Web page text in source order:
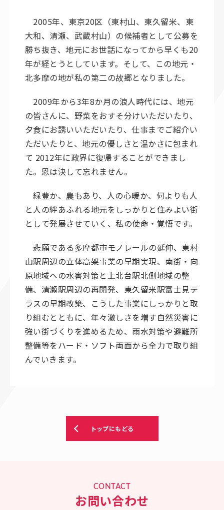
2005年、東京20区（東村山、東久留米、東
大和、清瀬、武蔵村山）の候補者として公募を
勝ち抜き、地元にお世話になってから早くも20
年が経とうとしています。そして、この地元・
北多摩の地が私の第二の故郷となりました。
2009年から3年8か月の浪人時代には、地元
の皆さんに、野菜をおすそ分けいただいたり、
夕食にお誘いいただいたり、仕事までご紹介い
ただいたりと、地元の優しさと温かさに包まれ
て 2012年に政界に復帰することができまし
た。恩は決して忘れません。
緑豊か、農もあり、人の心暖か、何よりも人
と人の絆あふれる地元をしっかりと住みよい街
として発展させていく、私の使命・覚悟です。
悲願である多摩都市モノレールの延伸、東村
山駅周辺の立体高架事業の早期実現、南街・向
原地域への水害対策と上北台駅北側地域の整
備、清瀬駅周辺の再開発、東久留米駅富士見テ
ラスの早期改築、こうした事業にしっかりと取
り組むとともに、年々激しさを増す自然災害に
強い街づくりを進めるため、雨水対策や避難所
整備等をハード・ソフト両面から全力で取り組
んでいきます。
トップにもどる
CONTACT
お問い合わせ